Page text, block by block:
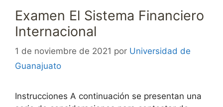
Examen El Sistema Financiero
Internacional
1 de noviembre de 2021 por Universidad de
Guanajuato
Instrucciones A continuación se presentan una